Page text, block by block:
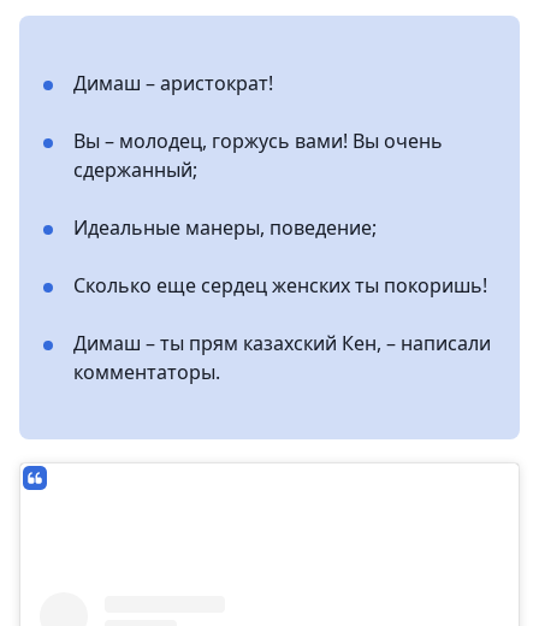
Димаш – аристократ!
Вы – молодец, горжусь вами! Вы очень
сдержанный;
Идеальные манеры, поведение;
Сколько еще сердец женских ты покоришь!
Димаш – ты прям казахский Кен, – написали
комментаторы.